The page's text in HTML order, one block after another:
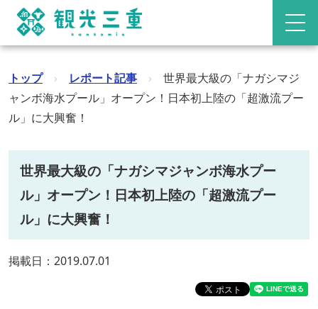
トップ › レポート記事 ›
世界最大級の「ナガシマジ
ャンボ海水プール」オープン！日本初上陸の「超激流プー
ル」に大興奮！
世界最大級の「ナガシマジャンボ海水プー
ル」オープン！日本初上陸の「超激流プー
ル」に大興奮！
掲載日：2019.07.01